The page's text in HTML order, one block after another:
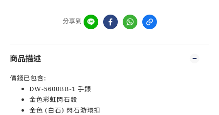
分享到
商品描述
價錢已包含:
DW-5600BB-1 手錶
金色彩虹閃石殼
金色 (白石) 閃石游環扣